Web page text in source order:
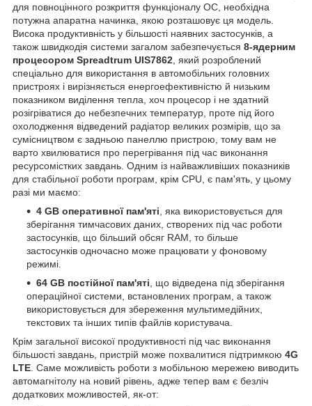
для повноцінного розкриття функціоналу ОС, необхідна
потужна апаратна начинка, якою розташовує ця модель.
Висока продуктивність у більшості наявних застосунків, а
також швидкодія системи загалом забезпечується 8-ядерним
процесором Spreadtrum UIS7862 , який розроблений
спеціально для використання в автомобільних головних
пристроях і вирізняється енергоефективністю й низьким
показником виділення тепла, хоч процесор і не здатний
розігріватися до небезпечних температур, проте під його
охолодження відведений радіатор великих розмірів, що за
сумісництвом є задньою панеллю пристрою, тому вам не
варто хвилюватися про перегрівання під час виконання
ресурсомістких завдань. Одним із найважливіших показників
для стабільної роботи програм, крім CPU, є пам'ять, у цьому
разі ми маємо:
4 GB оперативної пам'яті , яка використовується для
зберігання тимчасових даних, створених під час роботи
застосунків, що більший обсяг RAM, то більше
застосунків одночасно може працювати у фоновому
режимі.
64 GB постійної пам'яті , що відведена під зберігання
операційної системи, встановлених програм, а також
використовується для збереження мультимедійних,
текстових та інших типів файлів користувача.
Крім загальної високої продуктивності під час виконання
більшості завдань, пристрій може похвалитися підтримкою 4G
LTE . Саме можливість роботи з мобільною мережею виводить
автомагнітолу на новий рівень, адже тепер вам є безліч
додаткових можливостей, як-от: